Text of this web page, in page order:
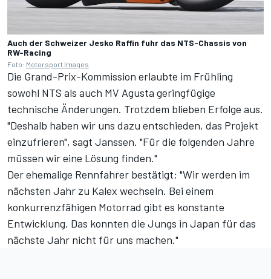
Auch der Schweizer Jesko Raffin fuhr das NTS-Chassis von
RW-Racing
Foto: Motorsport Images
Die Grand-Prix-Kommission erlaubte im Frühling
sowohl NTS als auch MV Agusta geringfügige
technische Änderungen. Trotzdem blieben Erfolge aus.
"Deshalb haben wir uns dazu entschieden, das Projekt
einzufrieren", sagt Janssen. "Für die folgenden Jahre
müssen wir eine Lösung finden."
Der ehemalige Rennfahrer bestätigt: "Wir werden im
nächsten Jahr zu Kalex wechseln. Bei einem
konkurrenzfähigen Motorrad gibt es konstante
Entwicklung. Das konnten die Jungs in Japan für das
nächste Jahr nicht für uns machen."